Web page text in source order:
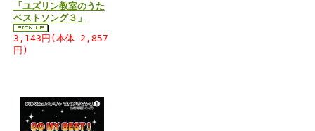
「ユズリン教室のうた
ベストソング３」
3,143円(本体 2,857
円)